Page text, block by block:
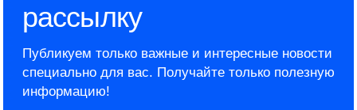
рассылку
Публикуем только важные и интересные новости
специально для вас. Получайте только полезную
информацию!